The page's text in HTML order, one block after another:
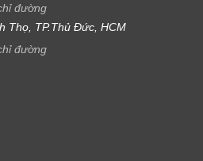
đường
Thọ, TP.Thủ Đức, HCM
đường